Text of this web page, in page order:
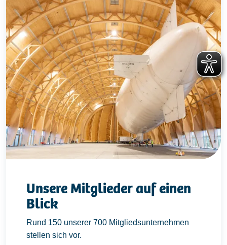
Unsere Mitglieder auf einen
Blick
Rund 150 unserer 700 Mitgliedsunternehmen
stellen sich vor.